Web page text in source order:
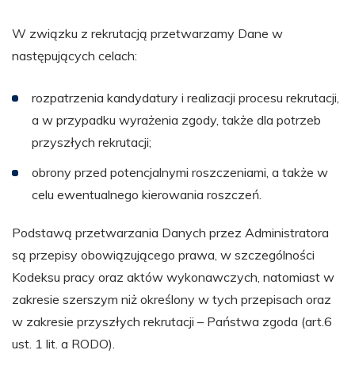
W związku z rekrutacją przetwarzamy Dane w
następujących celach:
rozpatrzenia kandydatury i realizacji procesu rekrutacji,
a w przypadku wyrażenia zgody, także dla potrzeb
przyszłych rekrutacji;
obrony przed potencjalnymi roszczeniami, a także w
celu ewentualnego kierowania roszczeń.
Podstawą przetwarzania Danych przez Administratora
są przepisy obowiązującego prawa, w szczególności
Kodeksu pracy oraz aktów wykonawczych, natomiast w
zakresie szerszym niż określony w tych przepisach oraz
w zakresie przyszłych rekrutacji – Państwa zgoda (art.6
ust. 1 lit. a RODO).